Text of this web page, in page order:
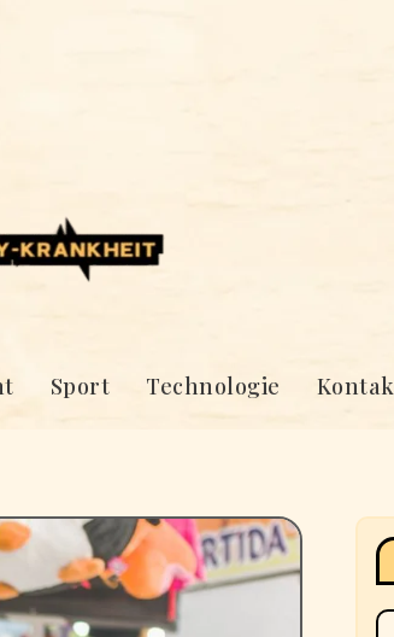
Sport Technologie